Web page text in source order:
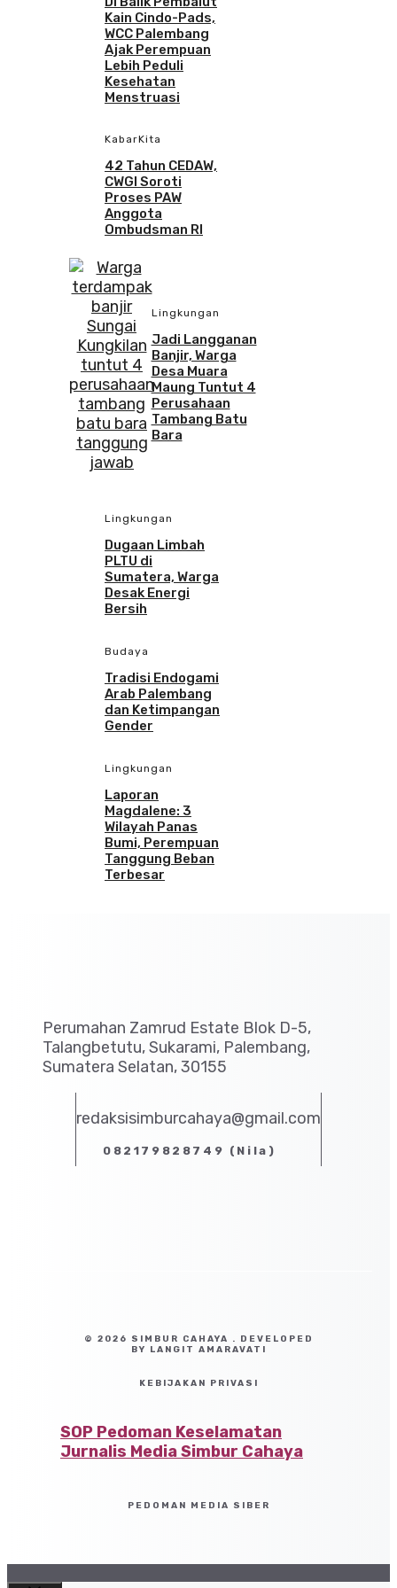
Kain Cindo-Pads,
WCC Palembang
Ajak Perempuan
Lebih Peduli
Kesehatan
Menstruasi
KabarKita
42 Tahun CEDAW,
CWGI Soroti
Proses PAW
Anggota
Ombudsman RI
Lingkungan
Jadi Langganan
Banjir, Warga
Desa Muara
Maung Tuntut 4
Perusahaan
Tambang Batu
Bara
Lingkungan
Dugaan Limbah
PLTU di
Sumatera, Warga
Desak Energi
Bersih
Budaya
Tradisi Endogami
Arab Palembang
dan Ketimpangan
Gender
Lingkungan
Laporan
Magdalene: 3
Wilayah Panas
Bumi, Perempuan
Tanggung Beban
Terbesar
Perumahan Zamrud Estate Blok D-5,
Talangbetutu, Sukarami, Palembang,
Sumatera Selatan, 30155
redaksisimburcahaya@gmail.com
082179828749 (Nila)
© 2026 SIMBUR CAHAYA . DEVELOPED
BY LANGIT AMARAVATI
KEBIJAKAN PRIVASI
SOP Pedoman Keselamatan
Jurnalis Media Simbur Cahaya
PEDOMAN MEDIA SIBER